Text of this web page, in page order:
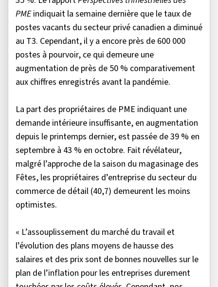
PMEindiquait la semaine dernière que le taux de
postes vacants du secteur privé canadien a diminué
au T3. Cependant, il y a encore près de 600 000
postes à pourvoir, ce qui demeure une
augmentation de près de 50 % comparativement
aux chiffres enregistrés avant la pandémie.
La part des propriétaires de PME indiquant une
demande intérieure insuffisante, en augmentation
depuis le printemps dernier, est passée de 39 % en
septembre à 43 % en octobre. Fait révélateur,
malgré l’approche de la saison du magasinage des
Fêtes, les propriétaires d’entreprise du secteur du
commerce de détail (40,7) demeurent les moins
optimistes.
« L’assouplissement du marché du travail et
l’évolution des plans moyens de hausse des
salaires et des prix sont de bonnes nouvelles sur le
plan de l’inflation pour les entreprises durement